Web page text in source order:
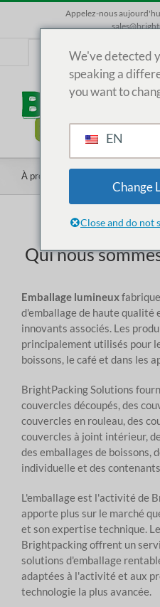
Appelez-nous
FR
À propos
Qui nous
Emballage lumineux
d'emballage de haute qualité
innovants associés. Les
principalement utilisés pour
boissons, le café et dans les
BrightPacking Solutions
couvercles découpés, des
couvercles en rouleau, des
couvercles à joint intérieur,
des emballages de boissons,
individuelle et des
L'emballage est l'activité de
apporte plus sur le marché
et son expertise technique.
Brightpacking offrent un
solutions d'emballage
adaptées à l'activité et aux
technologie la plus avancée.
We've detected
speaking a
you want to
EN
Change
Close and do not